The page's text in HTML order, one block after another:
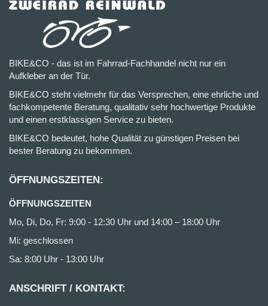
BIKE&CO - das ist im Fahrrad-Fachhandel nicht nur ein
Aufkleber an der Tür.
BIKE&CO steht vielmehr für das Versprechen, eine ehrliche und
fachkompetente Beratung, qualitativ sehr hochwertige Produkte
und einen erstklassigen Service zu bieten.
BIKE&CO bedeutet, hohe Qualität zu günstigen Preisen bei
bester Beratung zu bekommen.
ÖFFNUNGSZEITEN:
ÖFFNUNGSZEITEN
Mo, Di, Do, Fr: 9:00 - 12:30 Uhr und 14:00 – 18:00 Uhr
Mi: geschlossen
Sa: 8:00 Uhr - 13:00 Uhr
ANSCHRIFT / KONTAKT: